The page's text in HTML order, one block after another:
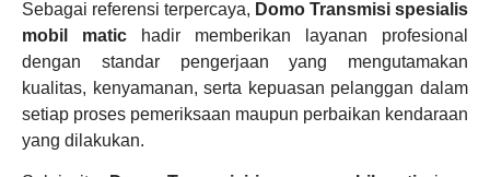
Sebagai referensi terpercaya, Domo Transmisi spesialis
mobil matic hadir memberikan layanan profesional
dengan standar pengerjaan yang mengutamakan
kualitas, kenyamanan, serta kepuasan pelanggan dalam
setiap proses pemeriksaan maupun perbaikan kendaraan
yang dilakukan.